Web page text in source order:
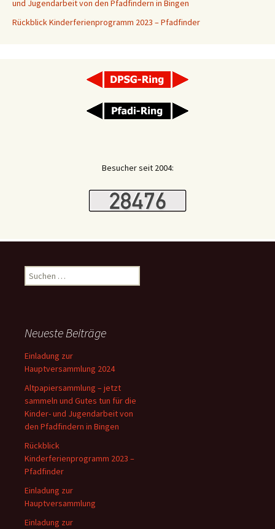
und Jugendarbeit von den Pfadfindern in Bingen
Rückblick Kinderferienprogramm 2023 – Pfadfinder
Besucher seit 2004:
Suchen
nach:
Neueste Beiträge
Einladung zur
Hauptversammlung 2024
Altpapiersammlung – jetzt
sammeln und Gutes tun für die
Kinder- und Jugendarbeit von
den Pfadfindern in Bingen
Rückblick
Kinderferienprogramm 2023 –
Pfadfinder
Einladung zur
Hauptversammlung
Einladung zur